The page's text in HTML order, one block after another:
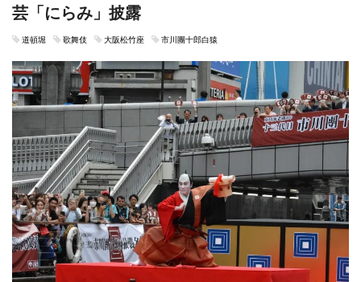
芸「にらみ」披露
道頓堀 歌舞伎 大阪松竹座 市川團十郎白猿